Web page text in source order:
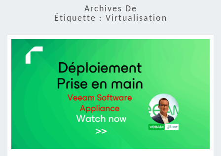
Archives De
Étiquette : Virtualisation